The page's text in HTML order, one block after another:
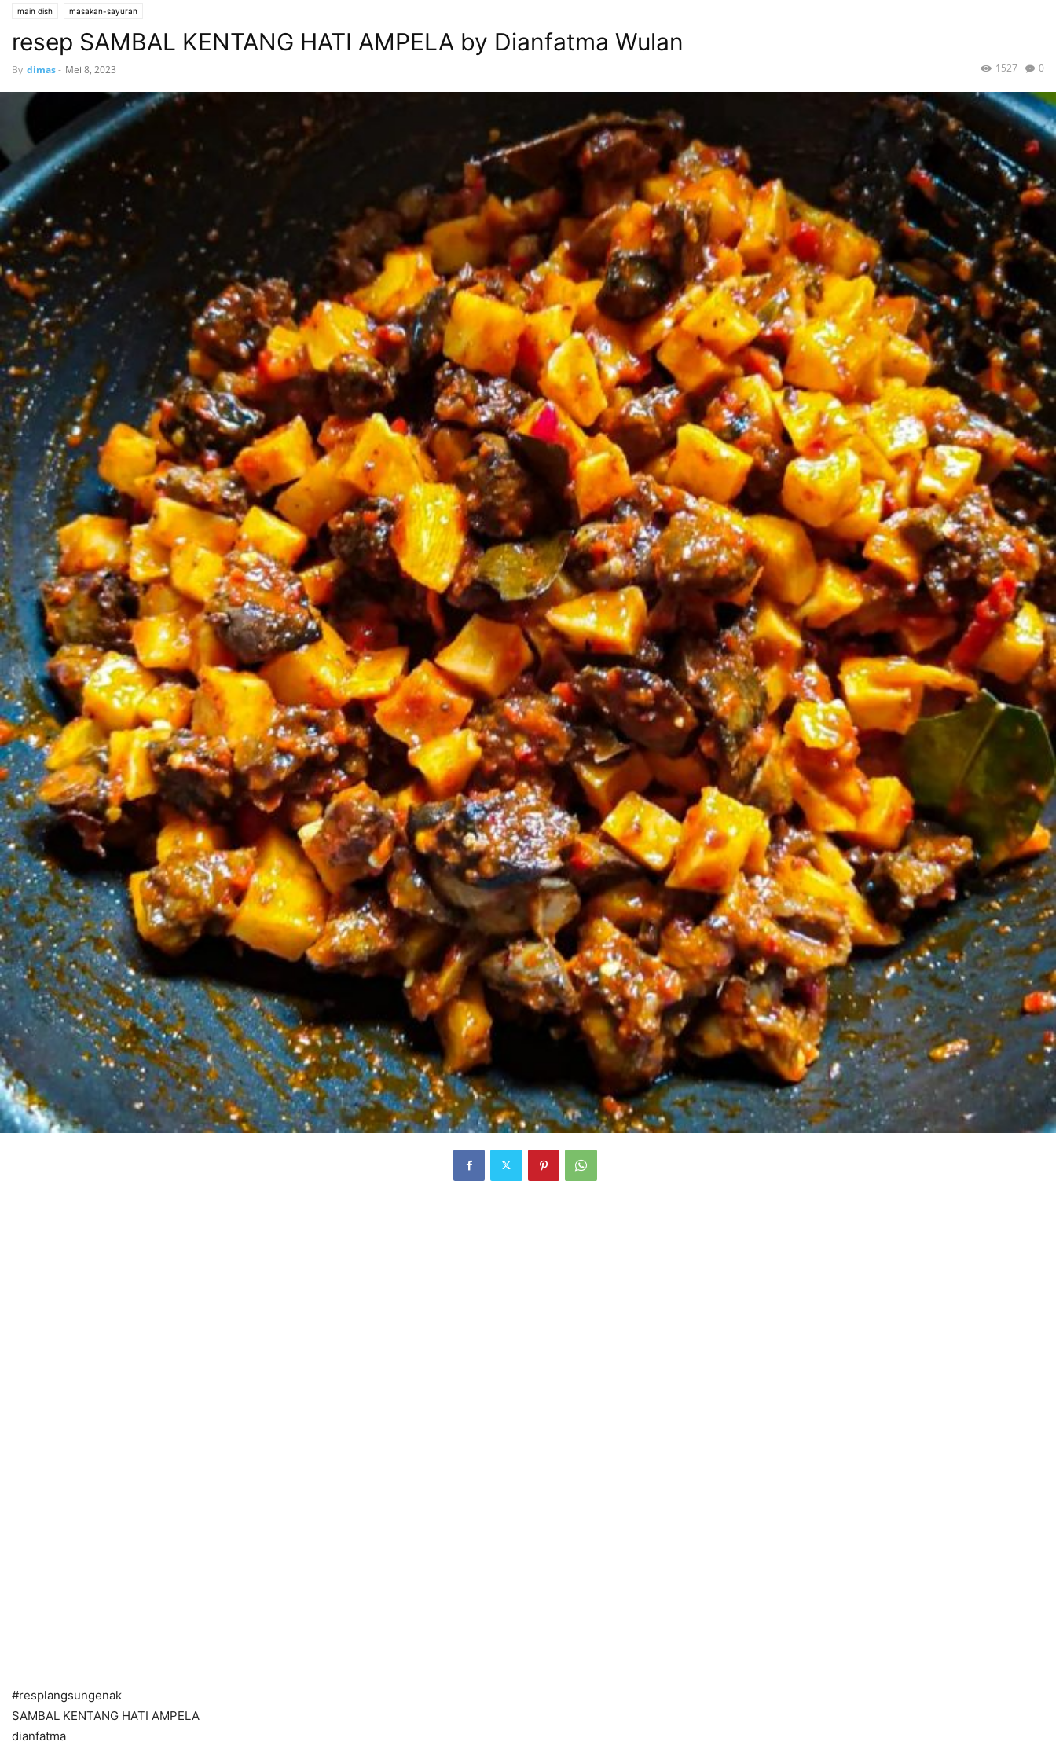
main dish masakan-sayuran
resep SAMBAL KENTANG HATI AMPELA by Dianfatma Wulan
By dimas- Mei 8, 2023 0
1527
#resplangsungenak
SAMBAL KENTANG HATI AMPELA
dianfatma